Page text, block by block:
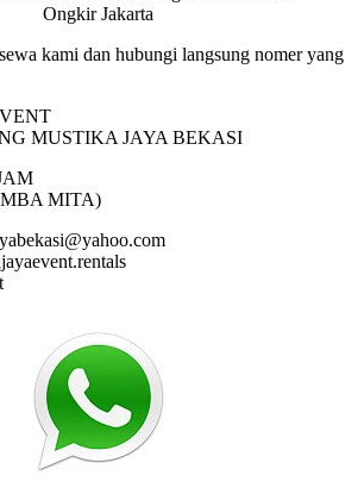
kami dan hubungi langsung nomer yang
MUSTIKA JAYA BEKASI
MITA)